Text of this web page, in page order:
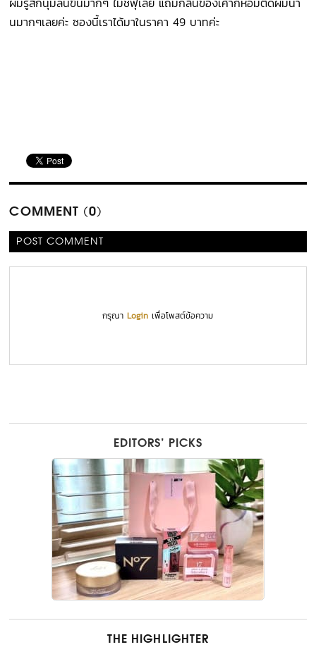
นมากๆเลยค่ะ ซองนี้เราได้มาในราคา 49 บาทค่ะ
COMMENT (0)
POST COMMENT
กรุณาLogin เพื่อโพสต์ข้อความ
EDITORS’ PICKS
THE HIGHLIGHTER